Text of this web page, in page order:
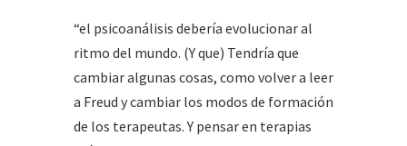
“el psicoanálisis debería evolucionar al
ritmo del mundo. (Y que) Tendría que
cambiar algunas cosas, como volver a leer
a Freud y cambiar los modos de formación
de los terapeutas. Y pensar en terapias